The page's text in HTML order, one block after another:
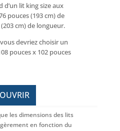
d’un lit king size aux
pouces (193 cm) de
cm) de longueur.
devriez choisir un
pouces x 102 pouces
les dimensions des lits
en fonction du